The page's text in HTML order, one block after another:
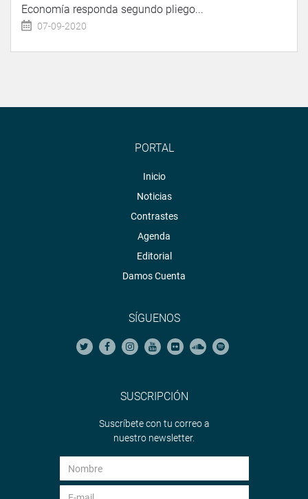
Economía responda segundo pliego...
07-09-2020
PORTAL
Inicio
Noticias
Contrastes
Agenda
Editorial
Damos Cuenta
SÍGUENOS
SUSCRIPCIÓN
Suscríbete con tu correo a
nuestro newsletter.